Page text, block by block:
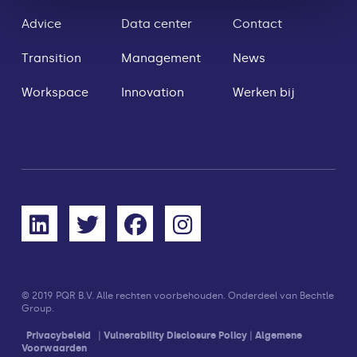
Advice
Transition
Workspace
Data center
Management
Innovation
Contact
News
Werken bij
© 2019 PQR B.V. Alle rechten voorbehouden. Onderdeel van Bechtle
Group.
Privacybeleid | Vulnerability Disclosure Policy | Algemene
Voorwaarden